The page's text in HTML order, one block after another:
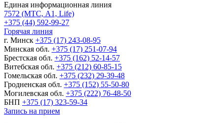
Единая информационная линия
7572 (МТС, A1, Life)
+375 (44) 592-99-27
Горячая линия
г. Минск +375 (17) 243-08-95
Минская обл. +375 (17) 251-07-94
Брестская обл. +375 (162) 52-14-57
Витебская обл. +375 (212) 60-85-15
Гомельская обл. +375 (232) 29-39-48
Гродненская обл. +375 (152) 55-50-80
Могилевская обл. +375 (222) 76-48-50
БНП +375 (17) 323-59-34
Запись на прием